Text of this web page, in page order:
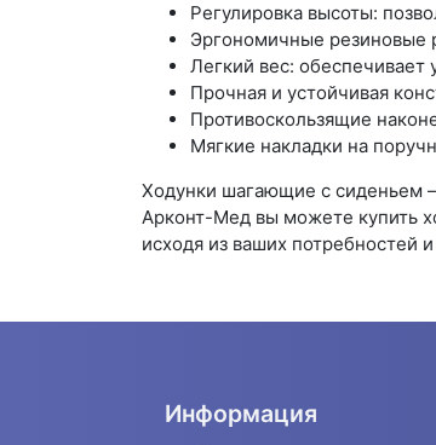
Регулировка высоты:
Эргономичные резиновые
Легкий вес: обеспечивает
Прочная и устойчивая
Противоскользящие
Мягкие накладки на
Ходунки шагающие с сиденьем
Арконт-Мед вы можете купить
исходя из ваших потребностей
Информация